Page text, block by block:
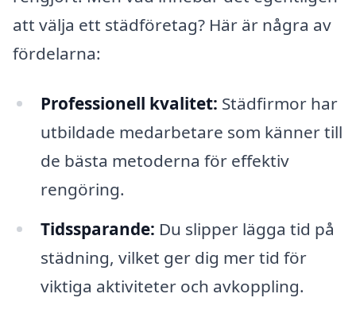
att välja ett städföretag? Här är några av
fördelarna:
Professionell kvalitet: Städfirmor har
utbildade medarbetare som känner till
de bästa metoderna för effektiv
rengöring.
Tidssparande: Du slipper lägga tid på
städning, vilket ger dig mer tid för
viktiga aktiviteter och avkoppling.